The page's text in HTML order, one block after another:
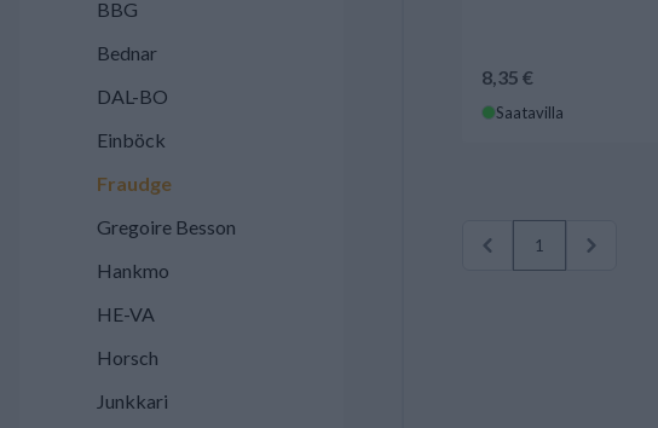
BBG
Bednar
DAL-BO
Einböck
Fraudge
Gregoire Besson
Hankmo
HE-VA
Horsch
Junkkari
8,35 €
Saatavilla
1